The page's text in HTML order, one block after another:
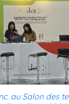
au Salon des